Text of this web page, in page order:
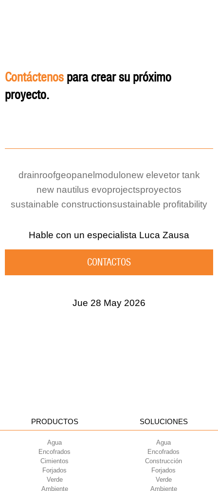
Contáctenos para crear su próximo
proyecto.
drainroofgeopanel modulonew elevetor tank
new nautilus evoprojectsproyectos
sustainable constructionsustainable profitability
Hable con un especialista Luca Zausa
CONTACTOS
Jue 28 May 2026
PRODUCTOS
Agua
Encofrados
Cimientos
Forjados
Verde
Ambiente
SOLUCIONES
Agua
Encofrados
Construcción
Forjados
Verde
Ambiente